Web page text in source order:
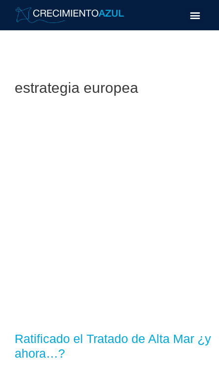
estrategia europea
Ratificado el Tratado de Alta Mar ¿y
ahora…?